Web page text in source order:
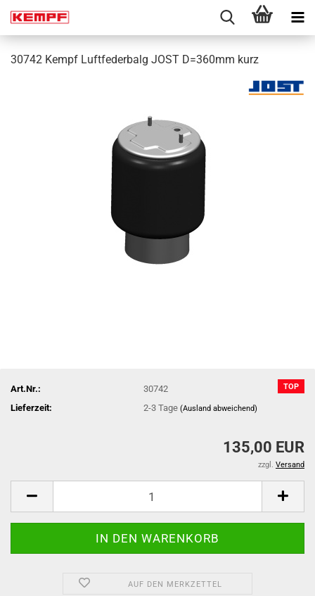
30742 Kempf Luftfederbalg JOST D=360mm kurz
TOP
Art.Nr.:
30742
Lieferzeit:
2-3 Tage(Ausland abweichend)
135,00 EUR
zzgl. Versand
AUF DEN MERKZETTEL